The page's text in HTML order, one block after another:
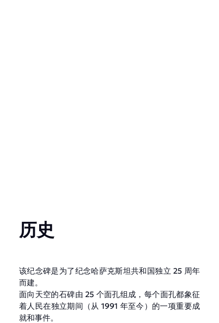
历史
该纪念碑是为了纪念哈萨克斯坦共和国独立 25 周年
而建。
面向天空的石碑由 25 个面孔组成，每个面孔都象征
着人民在独立期间（从 1991 年至今）的一项重要成
就和事件。